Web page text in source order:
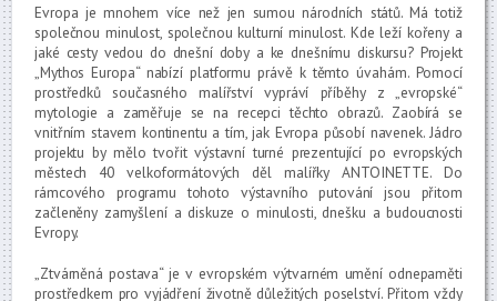
Evropa je mnohem více než jen sumou národních států. Má totiž
společnou minulost, společnou kulturní minulost. Kde leží kořeny a
jaké cesty vedou do dnešní doby a ke dnešnímu diskursu? Projekt
„Mythos Europa“ nabízí platformu právě k těmto úvahám. Pomocí
prostředků současného malířství vypráví příběhy z „evropské“
mytologie a zaměřuje se na recepci těchto obrazů. Zaobírá se
vnitřním stavem kontinentu a tím, jak Evropa působí navenek. Jádro
projektu by mělo tvořit výstavní turné prezentující po evropských
městech 40 velkoformátových děl malířky ANTOINETTE. Do
rámcového programu tohoto výstavního putování jsou přitom
začleněny zamyšlení a diskuze o minulosti, dnešku a budoucnosti
Evropy.
„Ztvárněná postava“ je v evropském výtvarném umění odnepaměti
prostředkem pro vyjádření životně důležitých poselství. Přitom vždy